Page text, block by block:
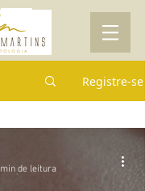
Registre-se
de leitura